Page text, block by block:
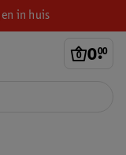
in huis
0.
00